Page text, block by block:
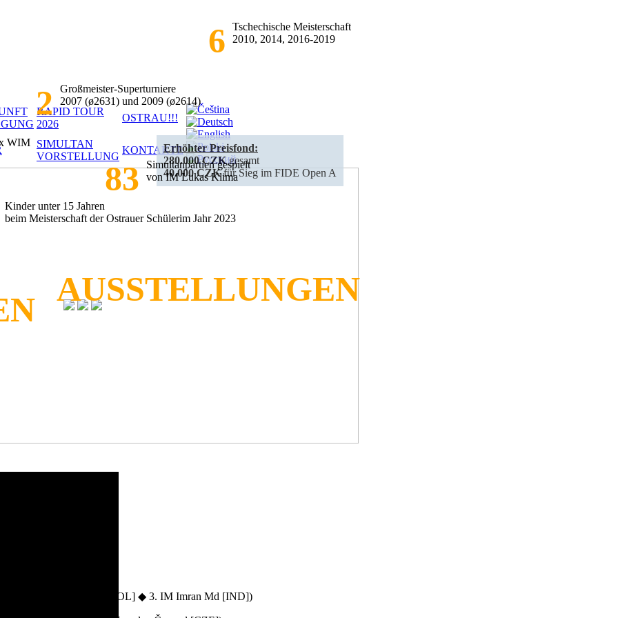
RAPID TOUR
2026
OSTRAU!!!
SIMULTAN
VORSTELLUNG
KONTAKTEErhöhter Preisfond:
280.000 CZKgesamt
40.000 CZKfür Sieg im FIDE Open A
◆ 2. FM Mieszko Miś [POL] ◆ 3. IM Imran Md [IND])
2 Großmeister-Superturniere
2007 (ø2631) und 2009 (ø2614)
6
Tschechische Meisterschaft
2010, 2014, 2016-2019
WIM
83
Simultanpartien gespielt
von IM Lukas Klima
Kinder unter 15 Jahren
beim Meisterschaft der Ostrauer Schülerim Jahr 2023
AUSSTELLUNGEN